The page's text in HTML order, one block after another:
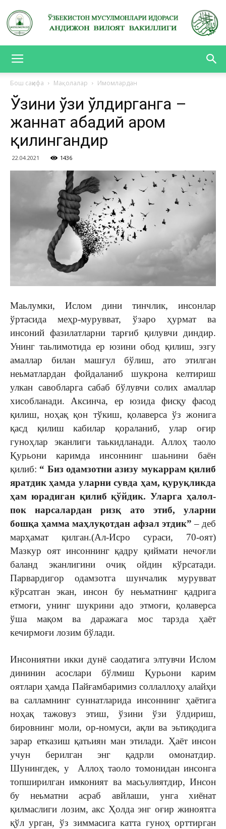
ВИЛОЯТ
Бош саҳифа Мақолалар Имомлардан
Ўзини ўзи ўлдирганга –
жаннат абадий ҳаром
қилингандир
22.04.2021 1436
Маьлумки, Ислом дини тинчлик, инсонлар
ўртасида меҳр-мурувват, ўзаро ҳурмат ва
инсоний фазилатларни тарғиб қилувчи диндир.
Унинг таьлимотида ер юзини обод қилиш, эзгу
амаллар билан машғул бўлиш, ато этилган
неьматлардан фойдаланиб шукрона келтириш
улкан савобларга сабаб бўлувчи солих амаллар
хисобланади. Аксинча, ер юзида фисқу фасод
қилиш, ноҳақ қон тўкиш, қолаверса ўз жонига
қасд қилиш кабилар қораланиб, улар оғир
гуноҳлар эканлиги таькидланади. Аллоҳ таоло
Қурьони каримда инсоннинг шаьнини баён
қилиб: “ Биз одамзотни азизу мукаррам қилиб
яратдик ҳамда уларни сувда ҳам, қуруқликда
ҳам юрадиган қилиб қўйдик. Уларга ҳалол-
пок нарсалардан ризқ ато этиб, уларни
бошқа ҳамма маҳлуқотдан афзал этдик” – деб
марҳамат қилган.(Ал-Исро сураси, 70-оят)
Мазкур оят инсоннинг қадру қиймати нечоғли
баланд эканлигини очиқ ойдин кўрсатади.
Парвардигор одамзотга шунчалик мурувват
кўрсатган экан, инсон бу неьматнинг қадрига
етмоғи, унинг шукрини адо этмоғи, қолаверса
ўша мақом ва даражага мос тарзда ҳаёт
кечирмоғи лозим бўлади.
Инсониятни икки дунё саодатига элтувчи Ислом
дининин асослари бўлмиш Қурьони карим
оятлари ҳамда Пайғамбаримиз соллаллоҳу алайҳи
ва салламнинг суннатларида инсоннинг ҳаётига
ноҳақ тажовуз этиш, ўзини ўзи ўлдириш,
бировнинг моли, ор-номуси, ақли ва эьтиқодига
зарар етказиш қатьиян ман этилади. Ҳаёт инсон
учун берилган энг қадрли омонатдир.
Шунингдек, у Аллоҳ таоло томонидан инсонга
топширилган имконият ва масьулиятдир, Инсон
бу неьматни асраб авйлаши, унга хиёнат
қилмаслиги лозим, акс Ҳолда энг оғир жиноятга
қўл урган, ўз зиммасига катта гуноҳ орттирган